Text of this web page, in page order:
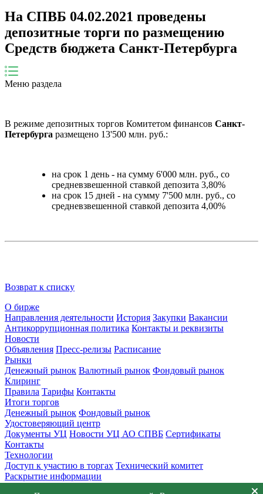
На СПВБ 04.02.2021 проведены
депозитные торги по размещению
Средств бюджета Санкт-Петербурга
Меню раздела
В режиме депозитных торгов Комитетом финансов Санкт-
Петербурга размещено 13'500 млн. руб.:
на срок 1 день - на сумму 6'000 млн. руб., со
средневзвешенной ставкой депозита 3,80%
на срок 15 дней - на сумму 7'500 млн. руб., со
средневзвешенной ставкой депозита 4,00%
Возврат к списку
О бирже
Направления деятельности История Закупки Вакансии
Антикоррупционная политика Контакты и реквизиты
Новости
Объявления Пресс-релизы Расписание
Рынки
Денежный рынок Валютный рынок Фондовый рынок
Клиринг
Правила Тарифы Контакты
Итоги торгов
Денежный рынок Фондовый рынок
Удостоверяющий центр
Документы УЦ Новости УЦ АО СПВБ Сертификаты
Контакты
Технологии
Доступ к участию в торгах Технический комитет
Раскрытие информации